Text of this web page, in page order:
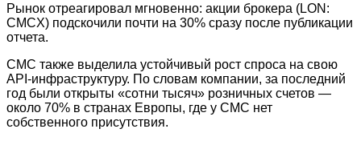
Рынок отреагировал мгновенно: акции брокера (LON:
CMCX) подскочили почти на 30% сразу после публикации
отчета.
CMC также выделила устойчивый рост спроса на свою
API-инфраструктуру. По словам компании, за последний
год были открыты «сотни тысяч» розничных счетов —
около 70% в странах Европы, где у CMC нет
собственного присутствия.